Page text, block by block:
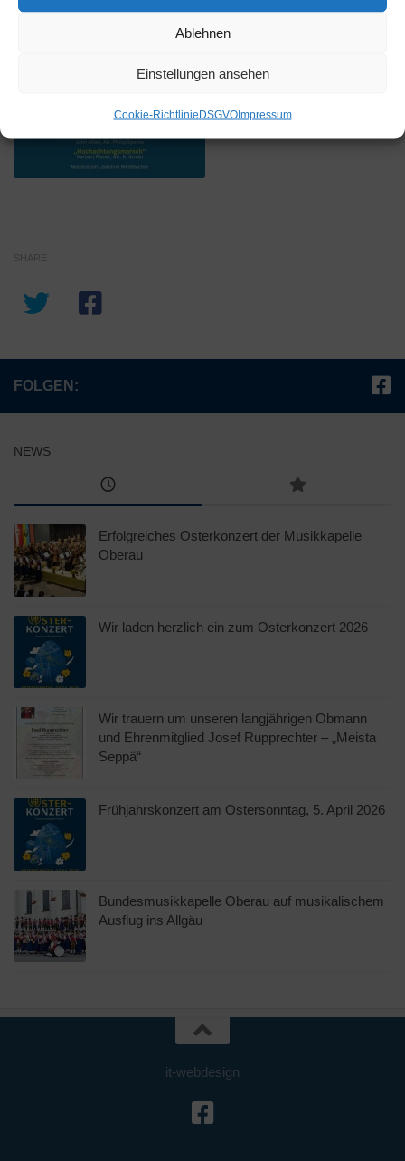
Ablehnen
Einstellungen ansehen
Cookie-RichtlinieDSGVOImpressum
SHARE
FOLGEN:
NEWS
Erfolgreiches Osterkonzert der Musikkapelle
Oberau
Wir laden herzlich ein zum Osterkonzert 2026
Wir trauern um unseren langjährigen Obmann
und Ehrenmitglied Josef Rupprechter – „Meista
Seppä“
Frühjahrskonzert am Ostersonntag, 5. April 2026
Bundesmusikkapelle Oberau auf musikalischem
Ausflug ins Allgäu
it-webdesign